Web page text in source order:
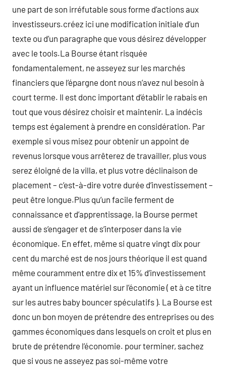
une part de son irréfutable sous forme d’actions aux
investisseurs.créez ici une modification initiale d’un
texte ou d’un paragraphe que vous désirez développer
avec le tools.La Bourse étant risquée
fondamentalement, ne asseyez sur les marchés
financiers que l’épargne dont nous n’avez nul besoin à
court terme. Il est donc important d’établir le rabais en
tout que vous désirez choisir et maintenir. La indécis
temps est également à prendre en considération. Par
exemple si vous misez pour obtenir un appoint de
revenus lorsque vous arrêterez de travailler, plus vous
serez éloigné de la villa, et plus votre déclinaison de
placement – c’est-à-dire votre durée d’investissement –
peut être longue.Plus qu’un facile ferment de
connaissance et d’apprentissage, la Bourse permet
aussi de s’engager et de s’interposer dans la vie
économique. En effet, même si quatre vingt dix pour
cent du marché est de nos jours théorique il est quand
même couramment entre dix et 15% d’investissement
ayant un influence matériel sur l’économie ( et à ce titre
sur les autres baby bouncer spéculatifs ). La Bourse est
donc un bon moyen de prétendre des entreprises ou des
gammes économiques dans lesquels on croit et plus en
brute de prétendre l’économie. pour terminer, sachez
que si vous ne asseyez pas soi-même votre